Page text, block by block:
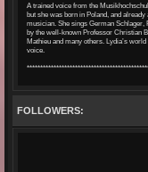
A trained voice from the
but she was born in Poland, and
musician. She sings German
by the well-known Professor Christian
Mathieu and many others. Lydia’s
voice.
FOLLOWERS: